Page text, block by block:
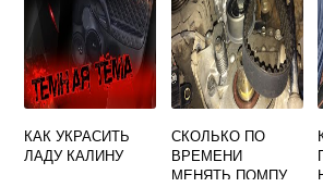
КАК УКРАСИТЬ
ЛАДУ КАЛИНУ
СКОЛЬКО ПО
ВРЕМЕНИ
МЕНЯТЬ ПОМПУ